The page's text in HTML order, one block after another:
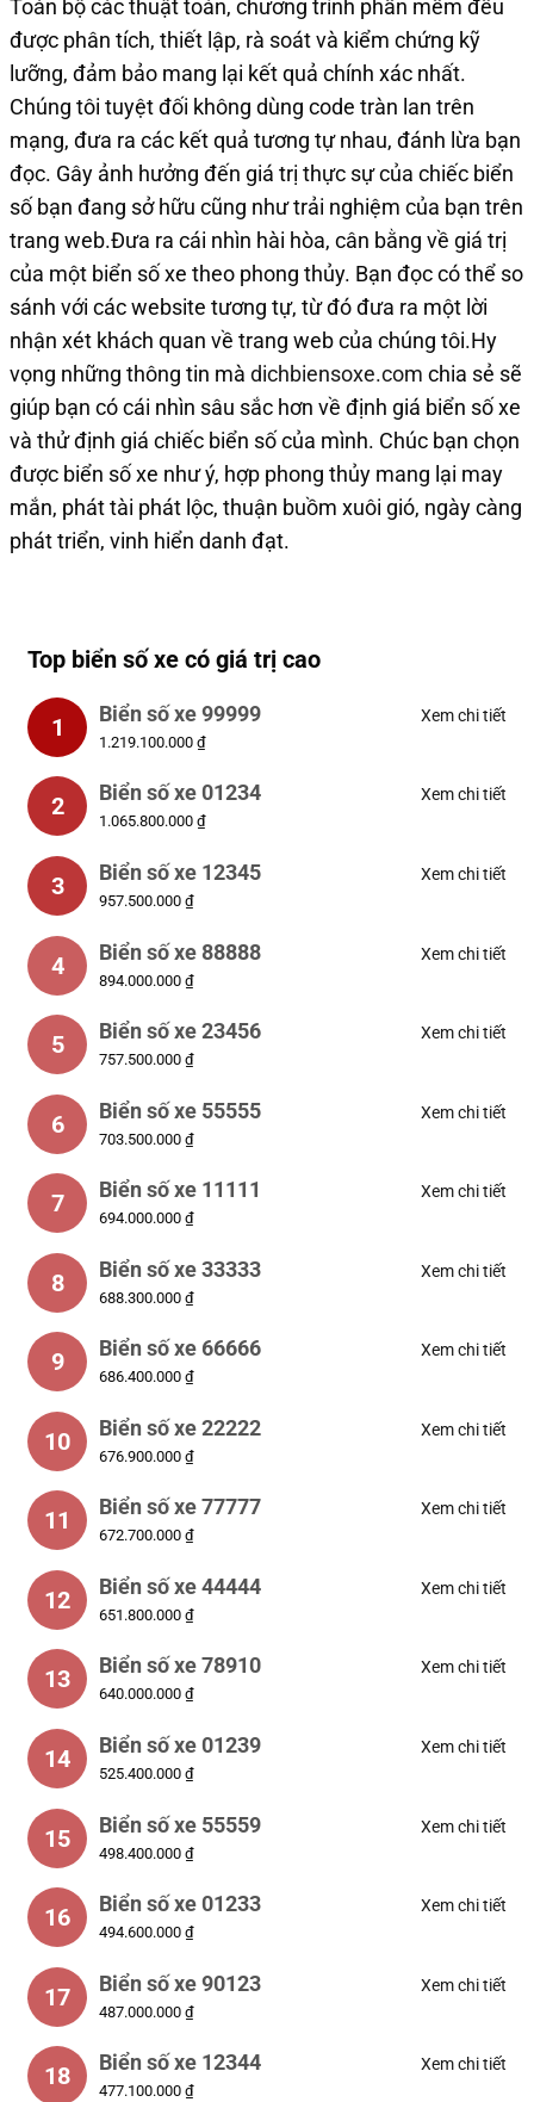
Toàn bộ các thuật toán, chương trình phần mềm đều
được phân tích, thiết lập, rà soát và kiểm chứng kỹ
lưỡng, đảm bảo mang lại kết quả chính xác nhất.
Chúng tôi tuyệt đối không dùng code tràn lan trên
mạng, đưa ra các kết quả tương tự nhau, đánh lừa bạn
đọc. Gây ảnh hưởng đến giá trị thực sự của chiếc biển
số bạn đang sở hữu cũng như trải nghiệm của bạn trên
trang web.Đưa ra cái nhìn hài hòa, cân bằng về giá trị
của một biển số xe theo phong thủy. Bạn đọc có thể so
sánh với các website tương tự, từ đó đưa ra một lời
nhận xét khách quan về trang web của chúng tôi.Hy
vọng những thông tin mà dichbiensoxe.com chia sẻ sẽ
giúp bạn có cái nhìn sâu sắc hơn về định giá biển số xe
và thử định giá chiếc biển số của mình. Chúc bạn chọn
được biển số xe như ý, hợp phong thủy mang lại may
mắn, phát tài phát lộc, thuận buồm xuôi gió, ngày càng
phát triển, vinh hiển danh đạt.
Top biển số xe có giá trị cao
1 Biển số xe 99999
1.219.100.000 ₫
Xem chi tiết
2 Biển số xe 01234
1.065.800.000 ₫
Xem chi tiết
3 Biển số xe 12345
957.500.000 ₫
Xem chi tiết
4 Biển số xe 88888
894.000.000 ₫
Xem chi tiết
5 Biển số xe 23456
757.500.000 ₫
Xem chi tiết
6 Biển số xe 55555
703.500.000 ₫
Xem chi tiết
7 Biển số xe 11111
694.000.000 ₫
Xem chi tiết
8 Biển số xe 33333
688.300.000 ₫
Xem chi tiết
9 Biển số xe 66666
686.400.000 ₫
Xem chi tiết
10 Biển số xe 22222
676.900.000 ₫
Xem chi tiết
11 Biển số xe 77777
672.700.000 ₫
Xem chi tiết
12 Biển số xe 44444
651.800.000 ₫
Xem chi tiết
13 Biển số xe 78910
640.000.000 ₫
Xem chi tiết
14 Biển số xe 01239
525.400.000 ₫
Xem chi tiết
15 Biển số xe 55559
498.400.000 ₫
Xem chi tiết
16 Biển số xe 01233
494.600.000 ₫
Xem chi tiết
17 Biển số xe 90123
487.000.000 ₫
Xem chi tiết
18 Biển số xe 12344
477.100.000 ₫
Xem chi tiết